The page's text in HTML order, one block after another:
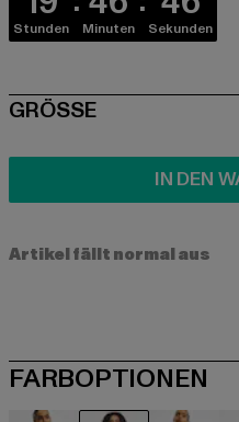
Stunden Minuten Sekunden
SIZE
GRÖSSE
IN DEN
Artikel fällt normal aus
FARBOPTIONEN